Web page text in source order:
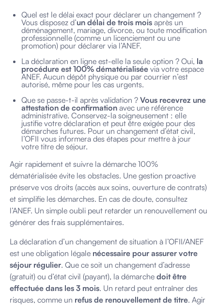
Quel est le délai exact pour déclarer un changement ?
Vous disposez d’un délai de trois mois après un
déménagement, mariage, divorce, ou toute modification
professionnelle (comme un licenciement ou une
promotion) pour déclarer via l’ANEF.
La déclaration en ligne est-elle la seule option ? Oui, la
procédure est 100% dématérialisée via votre espace
ANEF. Aucun dépôt physique ou par courrier n’est
autorisé, même pour les cas urgents.
Que se passe-t-il après validation ? Vous recevrez une
attestation de confirmation avec une référence
administrative. Conservez-la soigneusement : elle
justifie votre déclaration et peut être exigée pour des
démarches futures. Pour un changement d’état civil,
l’OFII vous informera des étapes pour mettre à jour
votre titre de séjour.
Agir rapidement et suivre la démarche 100%
dématérialisée évite les obstacles. Une gestion proactive
préserve vos droits (accès aux soins, ouverture de contrats)
et simplifie les démarches. En cas de doute, consultez
l’ANEF. Un simple oubli peut retarder un renouvellement ou
générer des frais supplémentaires.
La déclaration d’un changement de situation à l’OFII/ANEF
est une obligation légale nécessaire pour assurer votre
séjour régulier. Que ce soit un changement d’adresse
(gratuit) ou d’état civil (payant), la démarche doit être
effectuée dans les 3 mois. Un retard peut entraîner des
risques, comme un refus de renouvellement de titre. Agir